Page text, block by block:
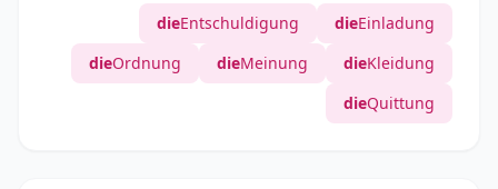
dieEinladung
dieEntschuldigung
dieKleidung
dieMeinung
dieOrdnung
dieQuittung